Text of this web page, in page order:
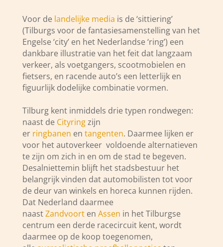
Voor de landelijke media is de ‘sittiering’
(Tilburgs voor de fantasiesamenstelling van het
Engelse ‘city’ en het Nederlandse ‘ring’) een
dankbare illustratie van het feit dat langzaam
verkeer, als voetgangers, scootmobielen en
fietsers, en racende auto’s een letterlijk en
figuurlijk dodelijke combinatie vormen.
Tilburg kent inmiddels drie typen rondwegen:
naast de Cityringzijn
er ringbanen en tangenten. Daarmee lijken er
voor het autoverkeer voldoende alternatieven
te zijn om zich in en om de stad te begeven.
Desalniettemin blijft het stadsbestuur het
belangrijk vinden dat automobilisten tot voor
de deur van winkels en horeca kunnen rijden.
Dat Nederland daarmee
naastZandvoorten Assen in het Tilburgse
centrum een derde racecircuit kent, wordt
daarmee op de koop toegenomen,